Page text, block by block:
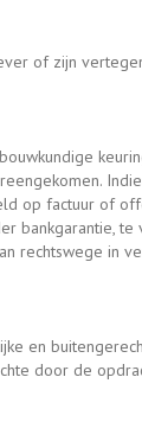
of zijn
op factuur of
bankgarantie,
rechtswege in
en
door de